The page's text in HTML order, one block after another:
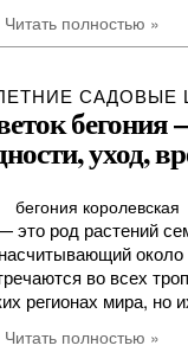
Читать полностью »
САДОВЫЕ
бегония
уход,
это род растений
около
во всех
регионах мира, но
Читать полностью »